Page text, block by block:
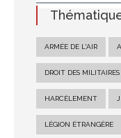
ARMÉE DE L'AIR
DROIT DES MILITAIRES
HARCÈLEMENT
LÉGION ÉTRANGÈRE